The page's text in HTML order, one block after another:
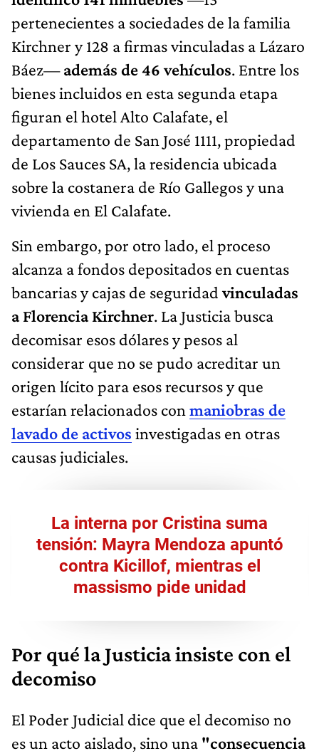
pertenecientes a sociedades de la familia
Kirchner y 128 a firmas vinculadas a Lázaro
Báez—además de 46 vehículos. Entre los
bienes incluidos en esta segunda etapa
figuran el hotel Alto Calafate, el
departamento de San José 1111, propiedad
de Los Sauces SA, la residencia ubicada
sobre la costanera de Río Gallegos y una
vivienda en El Calafate.
Sin embargo, por otro lado, el proceso
alcanza a fondos depositados en cuentas
bancarias y cajas de seguridadvinculadas
a Florencia Kirchner. La Justicia busca
decomisar esos dólares y pesos al
considerar que no se pudo acreditar un
origen lícito para esos recursos y que
estarían relacionados con maniobras de
lavado de activos investigadas en otras
causas judiciales.
La interna por Cristina suma
tensión: Mayra Mendoza apuntó
contra Kicillof, mientras el
massismo pide unidad
Por qué la Justicia insiste con el
decomiso
El Poder Judicial dice que el decomiso no
es un acto aislado, sino una "consecuencia